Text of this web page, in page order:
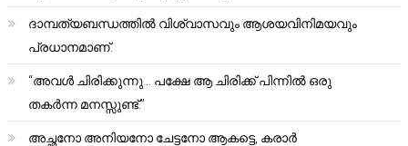
ദാമ്പത്യബന്ധത്തിൽ വിശ്വാസവും ആശയവിനിമയവും
പ്രധാനമാണ്.
“അവൾ ചിരിക്കുന്നു… പക്ഷേ ആ ചിരിക്ക് പിന്നിൽ ഒരു
തകർന്ന മനസ്സുണ്ട്.”
അച്ഛനോ അനിയനോ ചേട്ടനോ ആകട്ടെ, കരാർ